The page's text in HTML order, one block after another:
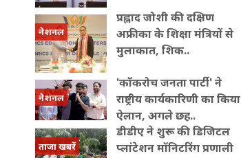
नेशनल
प्रह्लाद जोशी की दक्षिण
अफ्रीका के शिक्षा मंत्रियों से
मुलाकात, शिक..
नेशनल
'कॉकरोच जनता पार्टी' ने
राष्ट्रीय कार्यकारिणी का किया
ऐलान, अगले छह..
ताजा खबरें
डीडीए ने शुरू की डिजिटल
प्लांटेशन मॉनिटरिंग प्रणाली